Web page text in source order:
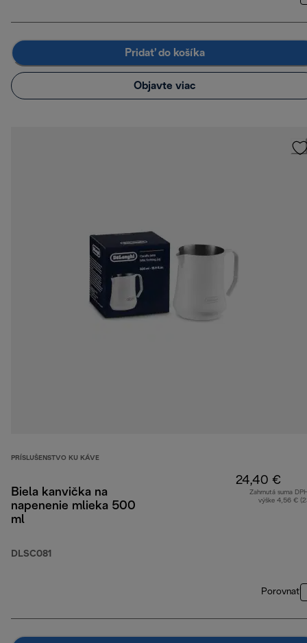
Pridať do košíka
Objavte viac
PRÍSLUŠENSTVO KU KÁVE
Biela kanvička na
napenenie mlieka 500
ml
DLSC081
24,40 €
Zahrnutá suma
výške 4,56 €
Porovnať